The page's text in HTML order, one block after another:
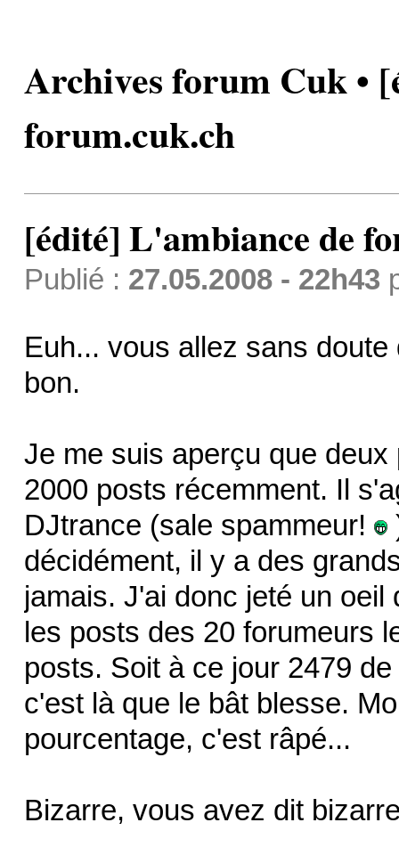
Archives forum Cuk •
forum.cuk.ch
[édité] L'ambiance de
Publié : 27.05.2008 - 22h43
Euh... vous allez sans
bon.
Je me suis aperçu que
2000 posts récemment. Il
DJtrance (sale spammeur!
décidément, il y a des
jamais. J'ai donc jeté un
les posts des 20 forumeurs
posts. Soit à ce jour 2479
c'est là que le bât blesse.
pourcentage, c'est râpé...
Bizarre, vous avez dit